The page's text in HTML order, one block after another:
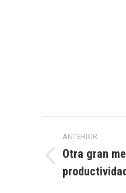
Navegación
entre
entradas
ANTERIOR
Entrada
anterior:
Otra gran